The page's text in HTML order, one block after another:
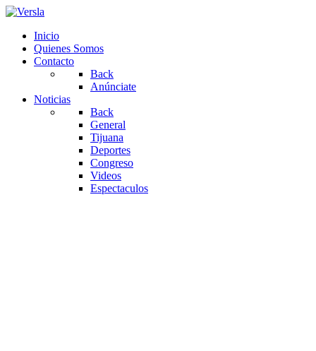
Inicio
Quienes Somos
Contacto
Back
Anúnciate
Noticias
Back
General
Tijuana
Deportes
Congreso
Videos
Espectaculos